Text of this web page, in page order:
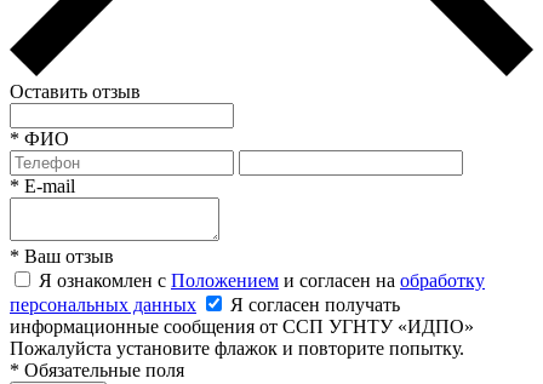
Оставить отзыв
* ФИО
* E-mail
* Ваш отзыв
Я ознакомлен с Положением и согласен на обработку
персональных данных
Я согласен получать
информационные сообщения от ССП УГНТУ «ИДПО»
Пожалуйста установите флажок и повторите попытку.
* Обязательные поля